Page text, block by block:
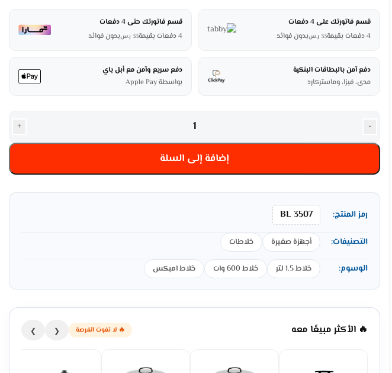
قسم فاتورتك على 4 دفعات
4 دفعات بقيمة
33 ر.سبدون فوائد
قسم فاتورتك حتى 4 دفعات
4 دفعات بقيمة
33 ر.سبدون فوائد
دفع آمن بالبطاقات البنكية
مدى، فيزا، وماستركارد
دفع سريع وآمن مع أبل باي
بواسطة Apple Pay
-
+
إضافة إلى السلة
رمز المنتج: BL 3507
التصنيفات: أجهزة صغيرة خلاطات
الوسوم: خلاط 1.5 لتر خلاط 600 وات خلاط امبكس
🔥 الأكثر مبيعًا معه 🔥 لا تفوت الفرصة ❮
❯